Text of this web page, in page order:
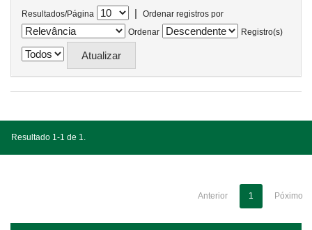
Resultados/Página |
Ordenar registros por
Ordenar
Registro(s)
Resultado 1-1 de 1.
Anterior 1 Póximo